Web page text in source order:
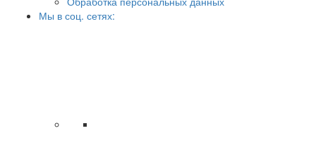
Мы в соц. сетях: